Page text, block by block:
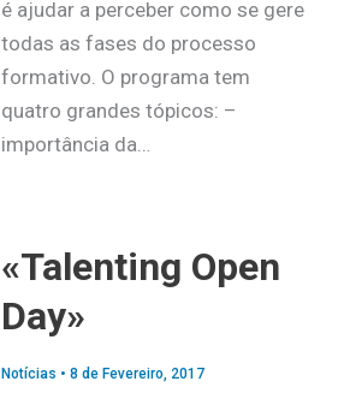
é ajudar a perceber como se gere
todas as fases do processo
formativo. O programa tem
quatro grandes tópicos: –
importância da…
«Talenting Open
Day»
Notícias • 8 de Fevereiro, 2017